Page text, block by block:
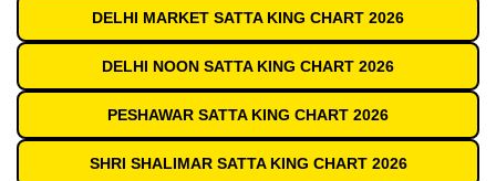
DELHI MARKET SATTA KING CHART 2026
DELHI NOON SATTA KING CHART 2026
PESHAWAR SATTA KING CHART 2026
SHRI SHALIMAR SATTA KING CHART 2026